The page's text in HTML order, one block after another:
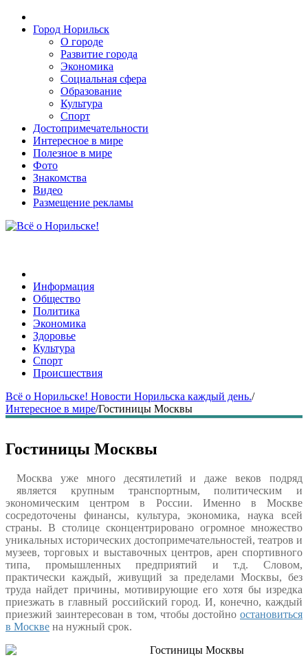
Город Норильск
О городе
Развитие города
Экономика
Социальная сфера
Образование
Культура
Спорт
Достопримечательности
Интересное в мире
Полезное в мире
Фото
Знакомства
Видео
Размещение рекламы
Информация
Общество
Политика
Экономика
Здоровье
Культура
Спорт
Происшествия
Всё о Норильске! Новости Норильска каждый день./
Интересное в мире/Гостиницы Москвы
Гостиницы Москвы
Москва уже много десятилетий и даже веков подряд
является крупным транспортным, политическим и
экономическим центром в России. Именно в Москве
сосредоточены финансы, культура, экономика, наука всей
страны. В столице сконцентрировано огромное множество
уникальных исторических достопримечательностей, театров и
музеев, торговых и выставочных центров, арен спортивного
типа, промышленных предприятий и т.д. Словом,
практически каждый, живущий за пределами Москвы, без
труда найдет причины, мотивирующие его хотя бы изредка
приезжать в главный российский город. И, конечно, каждый
приезжий заинтересован в том, чтобы достойно остановиться
в Москве на нужный срок.